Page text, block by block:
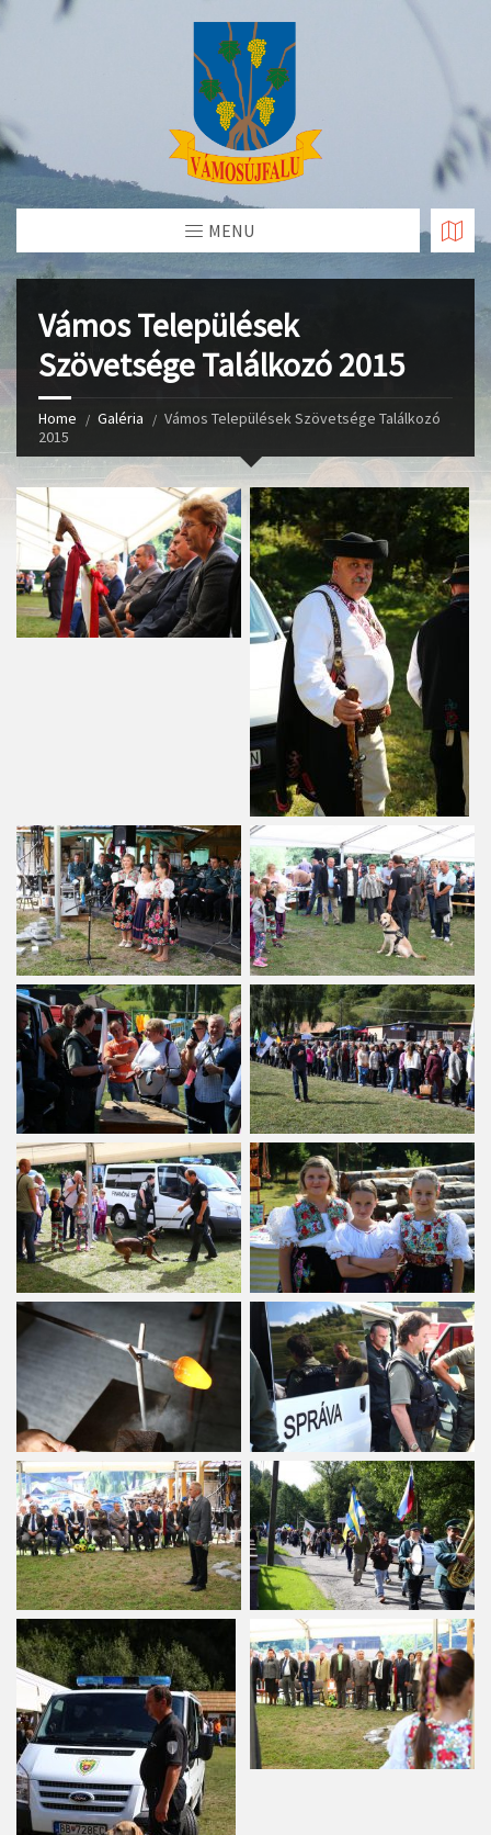
Skip
MENU
Vámos Települések
Szövetsége Találkozó 2015
Home Galéria
Vámos Települések Szövetsége Találkozó
2015